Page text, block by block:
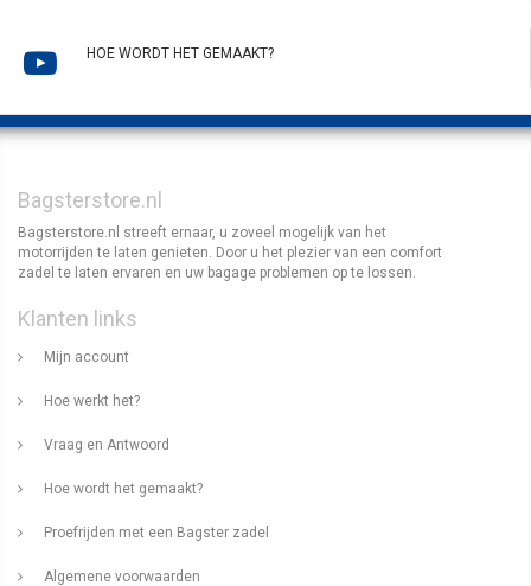
HOE WORDT HET GEMAAKT?
Bagsterstore.nl
Bagsterstore.nl streeft ernaar, u zoveel mogelijk van het
motorrijden te laten genieten. Door u het plezier van een comfort
zadel te laten ervaren en uw bagage problemen op te lossen.
Klanten links
Mijn account
Hoe werkt het?
Vraag en Antwoord
Hoe wordt het gemaakt?
Proefrijden met een Bagster zadel
Algemene voorwaarden